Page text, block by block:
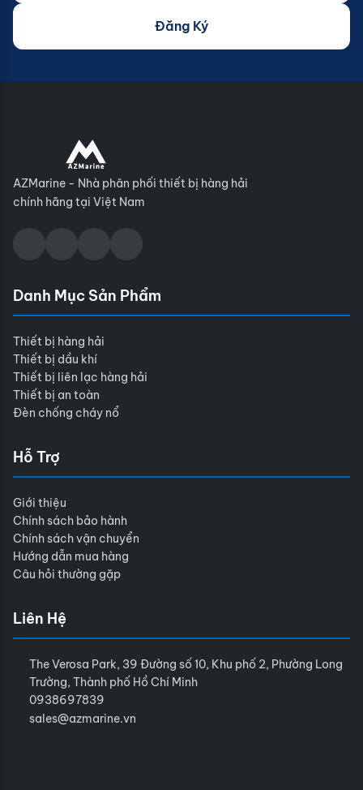
Đăng Ký
AZMarine - Nhà phân phối thiết bị hàng hải
chính hãng tại Việt Nam
Danh Mục Sản Phẩm
Thiết bị hàng hải
Thiết bị dầu khí
Thiết bị liên lạc hàng hải
Thiết bị an toàn
Đèn chống cháy nổ
Hỗ Trợ
Giới thiệu
Chính sách bảo hành
Chính sách vận chuyển
Hướng dẫn mua hàng
Câu hỏi thường gặp
Liên Hệ
The Verosa Park, 39 Đường số 10, Khu phố 2, Phường Long
Trường, Thành phố Hồ Chí Minh
0938697839
sales@azmarine.vn